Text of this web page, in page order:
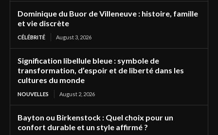
Dominique du Buor de Villeneuve : histoire, famille
et vie discrète
CÉLÉBRITÉ August 3, 2026
Signification libellule bleue : symbole de
transformation, d’espoir et de liberté dans les
cultures du monde
NOUVELLES August 2, 2026
Bayton ou Birkenstock : Quel choix pour un
confort durable et un style affirmé ?